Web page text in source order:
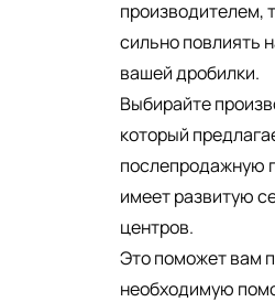
производителем,
сильно повлиять
вашей дробилки.
Выбирайте
который
послепродажную
имеет развитую
центров.
Это поможет вам
необходимую